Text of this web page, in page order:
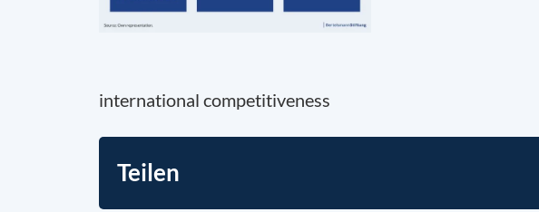
international competitiveness
Teilen